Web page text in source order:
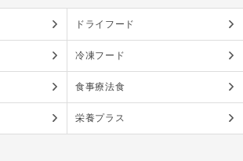
ドライフード
冷凍フード
食事療法食
栄養プラス